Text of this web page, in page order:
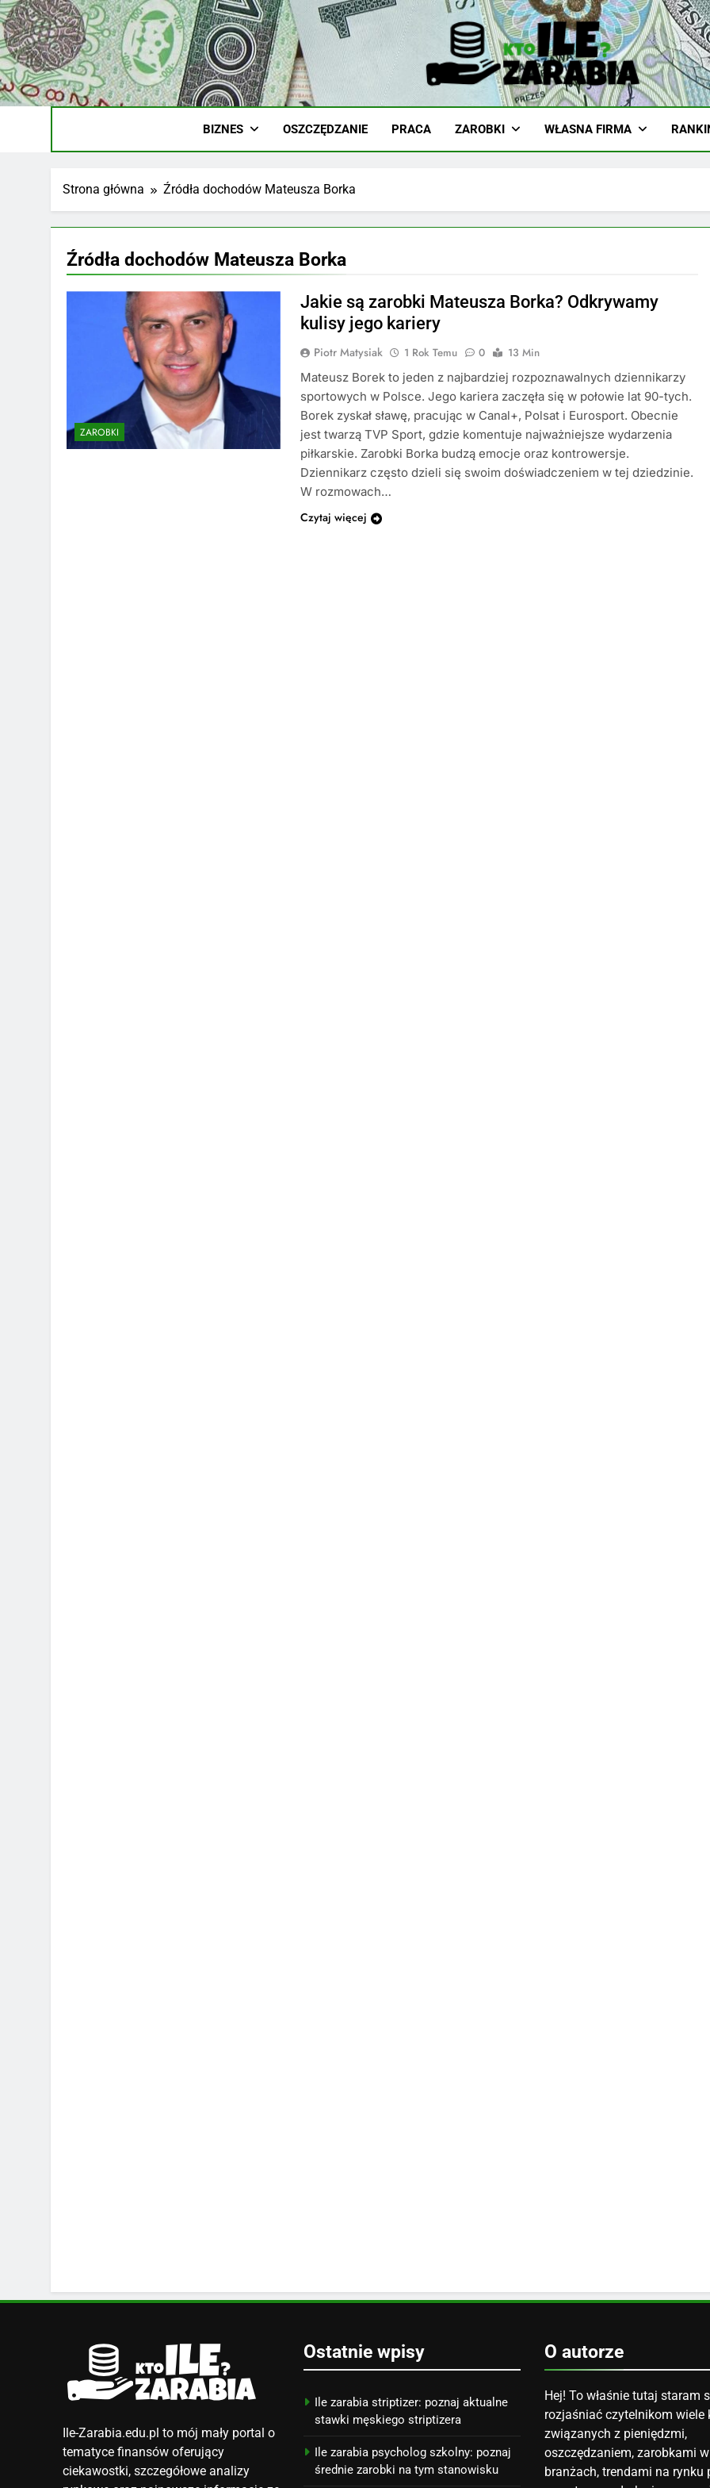
Skip
to
content
Ile-Zarabia.edu.pl
Zarobki Gwiazd, Ciekawostki I Biznes
BIZNES OSZCZĘDZANIE PRACA ZAROBKI WŁASNA FIRMA
Strona główna Źródła dochodów Mateusza Borka
Źródła dochodów Mateusza Borka
ZAROBKI
Jakie są zarobki Mateusza Borka? Odkrywamy
kulisy jego kariery
Piotr Matysiak 1 Rok Temu 0
13 Min
Mateusz Borek to jeden z najbardziej rozpoznawalnych dziennikarzy
sportowych w Polsce. Jego kariera zaczęła się w połowie lat 90-tych.
Borek zyskał sławę, pracując w Canal+, Polsat i Eurosport. Obecnie
jest twarzą TVP Sport, gdzie komentuje najważniejsze wydarzenia
piłkarskie. Zarobki Borka budzą emocje oraz kontrowersje.
Dziennikarz często dzieli się swoim doświadczeniem w tej dziedzinie.
W rozmowach…
Czytaj więcej
Ile-Zarabia.edu.pl to mój mały portal o
tematyce finansów oferujący
ciekawostki, szczegółowe analizy
Ostatnie wpisy
Ile zarabia striptizer: poznaj aktualne
stawki męskiego striptizera
Ile zarabia psycholog szkolny: poznaj
średnie zarobki na tym stanowisku
O autorze
Hej! To właśnie tutaj staram
rozjaśniać czytelnikom wiele
związanych z pieniędzmi,
oszczędzaniem, zarobkami
branżach, trendami na rynku